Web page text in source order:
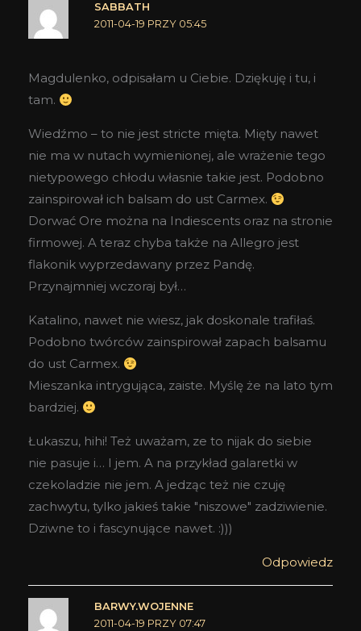
SABBATH
2011-04-19 PRZY 05:45
Magdulenko, odpisałam u Ciebie. Dziękuję i tu, i
tam.
Wiedźmo – to nie jest stricte mięta. Mięty nawet
nie ma w nutach wymienionej, ale wrażenie tego
nietypowego chłodu własnie takie jest. Podobno
zainspirował ich balsam do ust Carmex.
Dorwać Ore można na Indiescents oraz na stronie
firmowej. A teraz chyba także na Allegro jest
flakonik wyprzedawany przez Pandę.
Przynajmniej wczoraj był…
Katalino, nawet nie wiesz, jak doskonale trafiłaś.
Podobno twórców zainspirował zapach balsamu
do ust Carmex.
Mieszanka intrygująca, zaiste. Myślę że na lato tym
bardziej.
Łukaszu, hihi! Też uważam, ze to nijak do siebie
nie pasuje i… I jem. A na przykład galaretki w
czekoladzie nie jem. A jedząc też nie czuję
zachwytu, tylko jakieś takie "niszowe" zadziwienie.
Dziwne to i fascynujące nawet. :)))
Odpowiedz
BARWY.WOJENNE
2011-04-19 PRZY 07:47